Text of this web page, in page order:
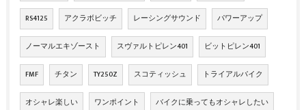
RS4125 アクラボビッチ レーシングサウンド パワーアップ
ノーマルエキゾースト スヴァルトピレン401 ビットピレン401
FMF チタン TY250Z スコティッシュ トライアルバイク
オシャレ楽しい ワンポイント バイクに乗ってもオシャレしたい